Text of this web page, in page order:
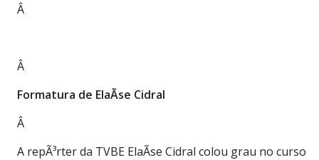
Â
Â
Formatura de ElaÃ­se Cidral
Â
A repÃ³rter da TVBE ElaÃ­se Cidral colou grau no curso